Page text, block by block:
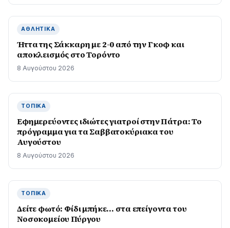
ΑΘΛΗΤΙΚΆ
Ήττα της Σάκκαρη με 2-0 από την Γκοφ και
αποκλεισμός στο Τορόντο
8 Αυγούστου 2026
ΤΟΠΙΚΆ
Εφημερεύοντες ιδιώτες γιατροί στην Πάτρα: Το
πρόγραμμα για τα Σαββατοκύριακα του
Αυγούστου
8 Αυγούστου 2026
ΤΟΠΙΚΆ
Δείτε φωτό: Φίδι μπήκε… στα επείγοντα του
Νοσοκομείου Πύργου